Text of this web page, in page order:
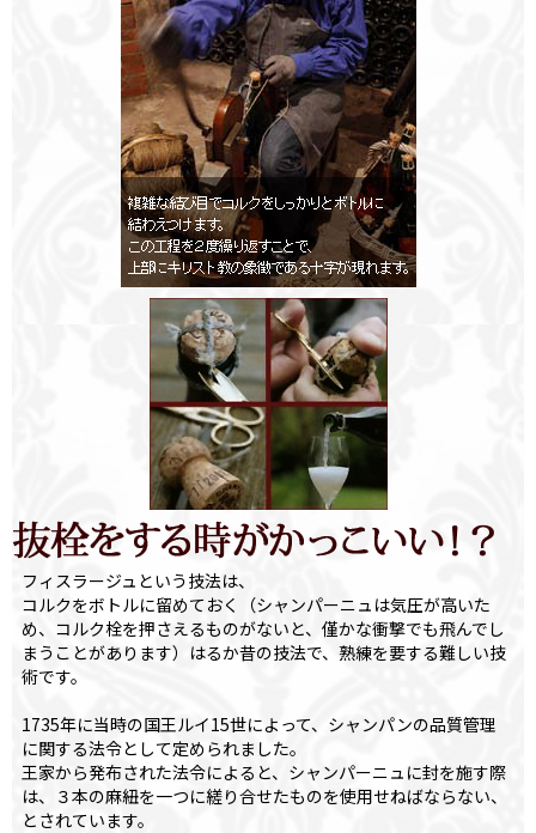
フィスラージュという技法は、
コルクをボトルに留めておく（シャンパーニュは気圧が高いた
め、コルク栓を押さえるものがないと、僅かな衝撃でも飛んでし
まうことがあります）はるか昔の技法で、熟練を要する難しい技
術です。
1735年に当時の国王ルイ15世によって、シャンパンの品質管理
に関する法令として定められました。
王家から発布された法令によると、シャンパーニュに封を施す際
は、３本の麻紐を一つに縒り合せたものを使用せねばならない、
とされています。